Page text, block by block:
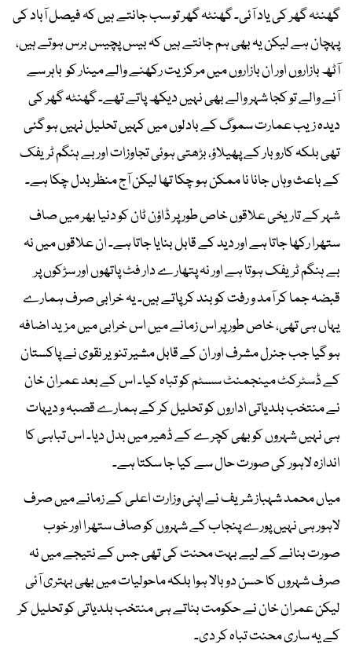
گھنٹہ گھر کی یاد آئی۔ گھنٹہ گھر تو سب جانتے ہیں کہ فیصل آباد کی
پہچان ہے لیکن یہ بھی ہم جانتے ہیں کہ بیس پچیس برس ہوتے ہیں،
آٹھ بازاروں اور ان بازاروں میں مرکزیت رکھنے والے مینار کو باہر سے
آنے والے تو کجا شہر والے بھی نہیں دیکھ پاتے تھے۔ گھنٹہ گھر کی
دیدہ زیب عمارت سموگ کے بادلوں میں کہیں تحلیل نہیں ہو گئی
تھی بلکہ کاروبار کے پھیلاؤ، بڑھتی ہوئی تجاوزات اور بے ہنگم ٹریفک
کے باعث وہاں جانا نا ممکن ہو چکا تھا لیکن آج منظر بدل چکا ہے۔
شہر کے تاریخی علاقوں خاص طور پر ڈاؤن ٹان کو دنیا بھر میں صاف
ستھرا رکھا جاتا ہے اور دید کے قابل بنایا جاتا ہے۔ ان علاقوں میں نہ
بے ہنگم ٹریفک ہوتا ہے اور نہ پتھارے دار فٹ پاتھوں اور سڑکوں پر
قبضہ جما کر آمد و رفت کو بند کر پاتے ہیں۔ یہ خرابی صرف ہمارے
یہاں ہی تھی، خاص طور پر اس زمانے میں اس خرابی میں مزید اضافہ
ہو گیا جب جنرل مشرف اور ان کے قابل مشیر تنویر نقوی نے پاکستان
کے ڈسٹرکٹ مینجمنٹ سسٹم کو تباہ کیا۔ اس کے بعد عمران خان
نے منتخب بلدیاتی اداروں کو تحلیل کر کے ہمارے قصبہ و دیہات
ہی نہیں شہروں کو بھی کچرے کے ڈھیر میں بدل دیا۔ اس تباہی کا
اندازہ لاہور کی صورت حال سے کیا جا سکتا ہے۔
میاں محمد شہباز شریف نے اپنی وزارت اعلی کے زمانے میں صرف
لاہور ہی نہیں پورے پنجاب کے شہروں کو صاف ستھرا اور خوب
صورت بنانے کے لیے بہت محنت کی تھی جس کے نتیجے میں نہ
صرف شہروں کا حسن دوبالا ہوا بلکہ ماحولیات میں بھی بہتری آئی
لیکن عمران خان نے حکومت بناتے ہی منتخب بلدیاتی کو تحلیل کر
کے یہ ساری محنت تباہ کر دی۔